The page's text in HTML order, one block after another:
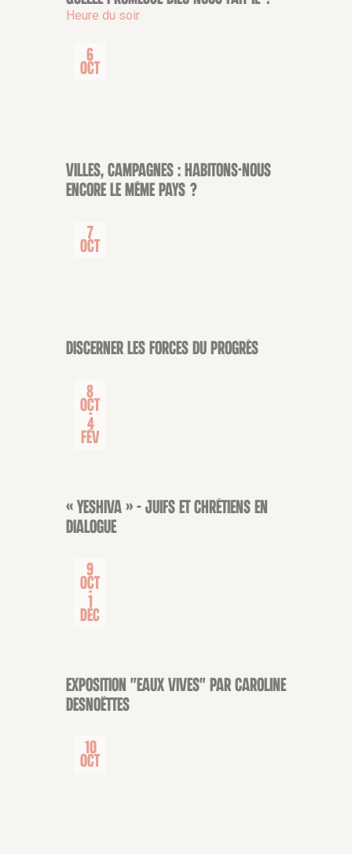
Heure du soir
6
Oct
CONFÉRENCE
Villes, campagnes : habitons-nous
encore le même pays ?
7
Oct
CONFÉRENCE
Discerner les forces du progrès
8
Oct
-
4
Fév
CONFÉRENCE
« Yeshiva » – Juifs et chrétiens en
dialogue
9
Oct
-
1
Déc
EXPOSITION
Exposition "Eaux Vives" par Caroline
Desnoëttes
10
Oct